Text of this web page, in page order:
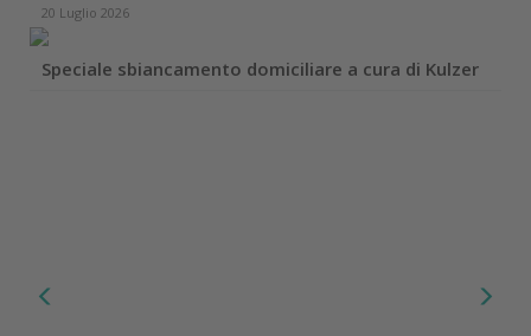
20 Luglio 2026
Speciale sbiancamento domiciliare a cura di Kulzer